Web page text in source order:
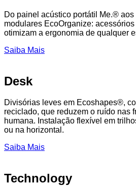
Do painel acústico portátil Me.®
modulares EcoOrganize:
otimizam a ergonomia de qualquer
Saiba Mais
Desk
Divisórias leves em Ecoshapes®,
reciclado, que reduzem o ruído nas
humana. Instalação flexível em
ou na horizontal.
Saiba Mais
Technology